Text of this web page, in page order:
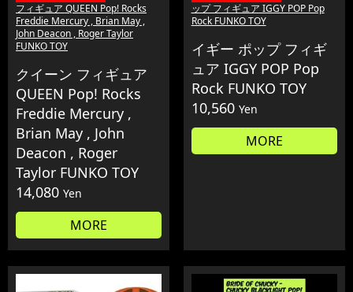
フィギュア QUEEN Pop! Rocks
Freddie Mercury , Brian May ,
John Deacon , Roger Taylor
FUNKO TOY
クイーン フィギュア
QUEEN Pop! Rocks
Freddie Mercury ,
Brian May , John
Deacon , Roger
Taylor FUNKO TOY
14,080 Yen
MORE
ップ フィギュア IGGY POP Pop
Rock FUNKO TOY
イギー ポップ フィギ
ュア IGGY POP Pop
Rock FUNKO TOY
10,560 Yen
MORE